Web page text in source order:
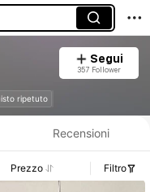
Segui
357 Follower
ripetuto
Recensioni
Prezzo Filtro